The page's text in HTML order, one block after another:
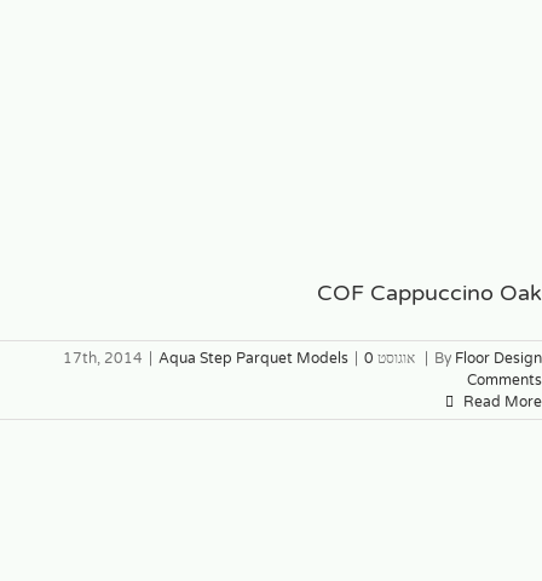
COF Cappuccino Oak
By Floor Design אוגוסט 17th, 2014 Aqua Step Parquet Models
0
Comments
Read More